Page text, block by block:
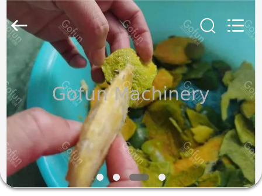
プ
ダ
ク
2026
Shanghai
Gofun
Machinery